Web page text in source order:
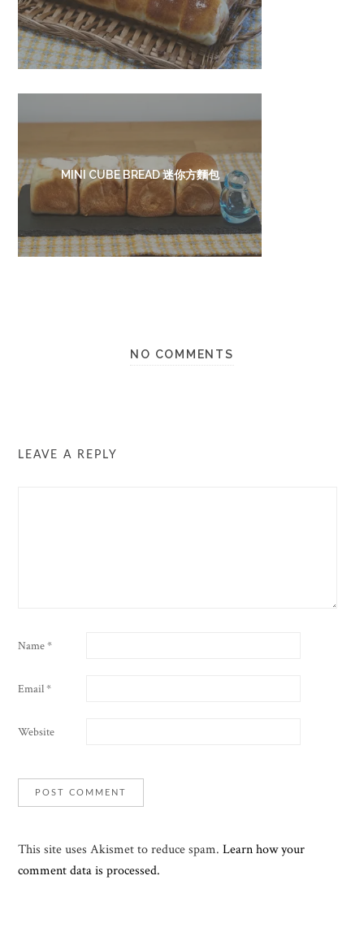
MINI CUBE BREAD 迷你方麵包
NO COMMENTS
LEAVE A REPLY
Name*
Email*
Website
This site uses Akismet to reduce spam.Learn how your
comment data is processed.